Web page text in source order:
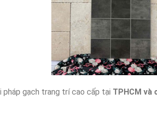
pháp gạch trang trí cao cấp tại TPHCM và